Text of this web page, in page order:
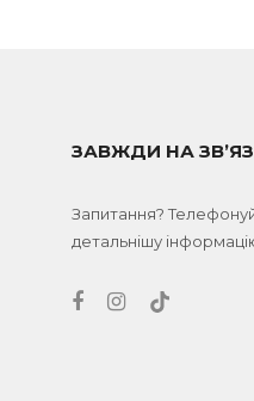
ЗАВЖДИ НА
Запитання?
детальнішу